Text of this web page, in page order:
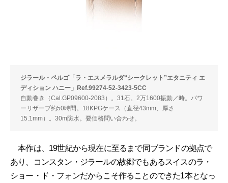
ジラール・ペルゴ「ラ・エスメラルダ“シークレット”エタニティ エ
ディション ハニー」Ref.99274-52-3423-5CC
自動巻き（Cal.GP09600-2083）。31石。2万1600振動／時。パワ
ーリザーブ約50時間。18KPGケース（直径43mm、厚さ
15.1mm）。30m防水。要価格問い合わせ。
本作は、19世紀から現在に至るまで同ブランドの拠点で
あり、コンスタン・ジラールの故郷でもあるスイスのラ・
ショー・ド・フォンだからこそ作ることのできた1本となっ